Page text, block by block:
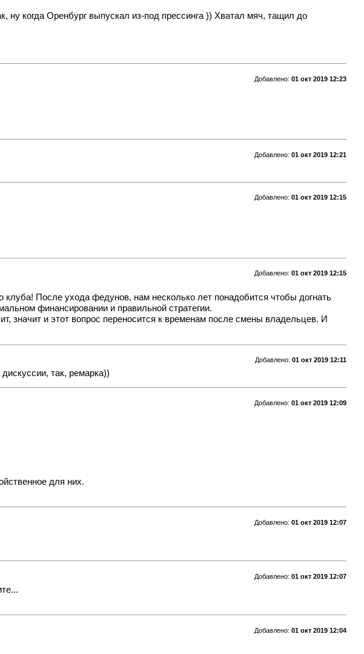
когда Оренбург выпускал из-под прессинга )) Хватал мяч, тащил до
Добавлено: 01 окт 2019 12:23
Добавлено: 01 окт 2019 12:21
Добавлено: 01 окт 2019 12:15
Добавлено: 01 окт 2019 12:15
После ухода федунов, нам несколько лет понадобится чтобы догнать
финансировании и правильной стратегии.
значит и этот вопрос переносится к временам после смены владельцев. И
Добавлено: 01 окт 2019 12:11
так, ремарка))
Добавлено: 01 окт 2019 12:09
для них.
Добавлено: 01 окт 2019 12:07
Добавлено: 01 окт 2019 12:07
Добавлено: 01 окт 2019 12:04